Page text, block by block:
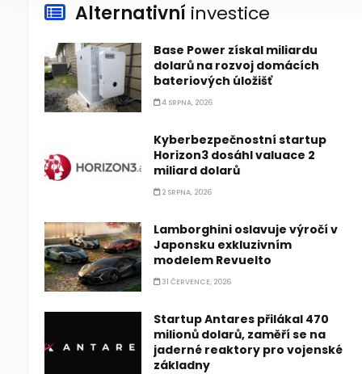
Alternativní investice
Base Power získal miliardu
dolarů na rozvoj domácích
bateriových úložišť
4 SRPNA, 2026
Kyberbezpečnostní startup
Horizon3 dosáhl valuace 2
miliard dolarů
2 SRPNA, 2026
Lamborghini oslavuje výročí v
Japonsku exkluzivním
modelem Revuelto
31 ČERVENCE, 2026
Startup Antares přilákal 470
milionů dolarů, zaměří se na
jaderné reaktory pro vojenské
základny